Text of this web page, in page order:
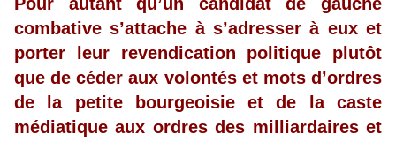
combative s’attache à s’adresser à eux et
porter leur revendication politique plutôt
que de céder aux volontés et mots d’ordres
de la petite bourgeoisie et de la caste
médiatique aux ordres des milliardaires et